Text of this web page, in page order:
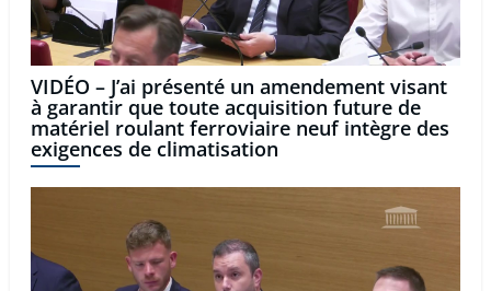
VIDÉO – J’ai présenté un amendement visant
à garantir que toute acquisition future de
matériel roulant ferroviaire neuf intègre des
exigences de climatisation